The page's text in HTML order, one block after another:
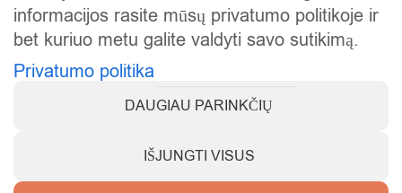
Atsiskaitymas
Prekių grąžinimas
informacijos rasite mūsų privatumo politikoje ir
bet kuriuo metu galite valdyti savo sutikimą.
Privatumo politika
DAUGIAU PARINKČIŲ
IŠJUNGTI VISUS